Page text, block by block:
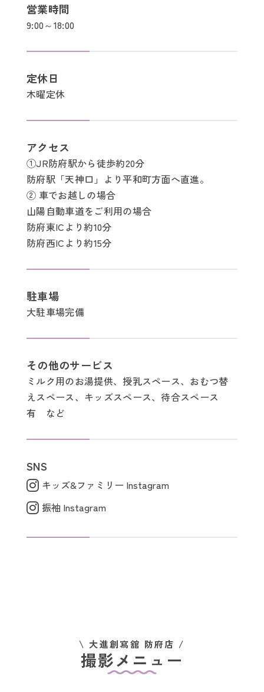
営業時間
9:00～18:00
定休日
木曜定休
アクセス
①JR防府駅から徒歩約20分
防府駅「天神口」より平和町方面へ直進。
② 車でお越しの場合
山陽自動車道をご利用の場合
防府東ICより約10分
防府西ICより約15分
駐車場
大駐車場完備
その他のサービス
ミルク用のお湯提供、授乳スペース、おむつ替
えスペース、キッズスペース、待合スペース
有 など
SNS
キッズ&ファミリー Instagram
振袖 Instagram
\ 大進創寫舘 防府店 /
撮影メニュー